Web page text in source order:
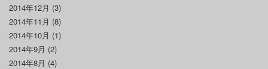
2014年12月 (3)
2014年11月 (8)
2014年10月 (1)
2014年9月 (2)
2014年8月 (4)